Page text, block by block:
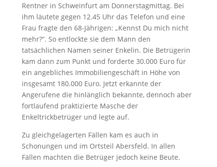
Rentner in Schweinfurt am Donnerstagmittag. Bei
ihm läutete gegen 12.45 Uhr das Telefon und eine
Frau fragte den 68-Jährigen: „Kennst Du mich nicht
mehr?“. So entlockte sie dem Mann den
tatsächlichen Namen seiner Enkelin. Die Betrügerin
kam dann zum Punkt und forderte 30.000 Euro für
ein angebliches Immobiliengeschäft in Höhe von
insgesamt 180.000 Euro. Jetzt erkannte der
Angerufene die hinlänglich bekannte, dennoch aber
fortlaufend praktizierte Masche der
Enkeltrickbetrüger und legte auf.
Zu gleichgelagerten Fällen kam es auch in
Schonungen und im Ortsteil Abersfeld. In allen
Fällen machten die Betrüger jedoch keine Beute.